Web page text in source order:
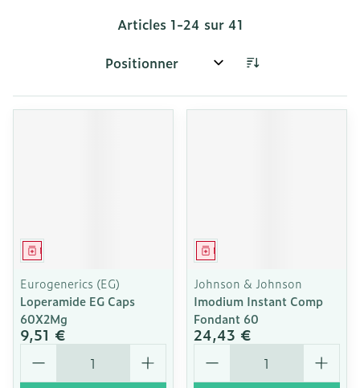
Articles 1-24 sur 41
Trier par:
Médicament
Eurogenerics (EG)
Loperamide EG Caps
60X2Mg
9,51 €
Quantité
Médicament
Johnson & Johnson
Imodium Instant Comp
Fondant 60
24,43 €
Quantité